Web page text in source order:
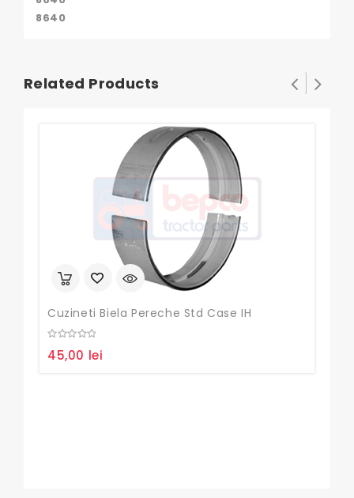
8640
Related Products
Cuzineti Biela Pereche Std Case IH
out
45,00 lei